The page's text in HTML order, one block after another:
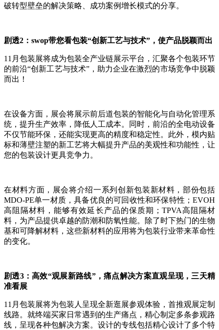
破转型壁垒的解决策略、成功案例增长模式的分享。
剧透2：swop带您看包装“创新工艺与技术”，使产品脱颖而出
11月包装展将成为包装全产业链展示平台，汇聚各个包装环节
的前沿“创新工艺与技术”，助力企业在激烈的市场竞争中脱颖
而出！
在设备方面，展会将展示前后道包装的智能化与自动化管理系
统，提升生产效率，降低人工成本。同时，前沿的全电动设备
不仅节能环保，还能实现更高的精度和稳定性。此外，模内贴
标和薄壁注塑的新工艺将大幅提升产品的美观性和功能性，让
您的包装设计更具竞争力。
在材料方面，展会将介绍一系列创新包装新材料，部份包括
MDO-PE单一材质，具备优良的可回收性和环保特性；EVOH
高阻隔材料，能够有效延长产品的保质期；TPVA高阻隔材
料，为产品提供卓越的防潮和防氧性能。除了时下热门的生物
基和可降解材料，这些新材料的应用将为包装行业带来革命性
的变化。
剧透3：高效“观展新路线”，痛点解决方案直观呈现，三天精
准看展
11月包装展将为包装人呈现全新逛展参观体验，首推观展定制
线路。就终端买家日常遇到的生产痛点，精心制定多条参观路
线，呈现各种包解决方案。设计的专线包括精心设计了多个特